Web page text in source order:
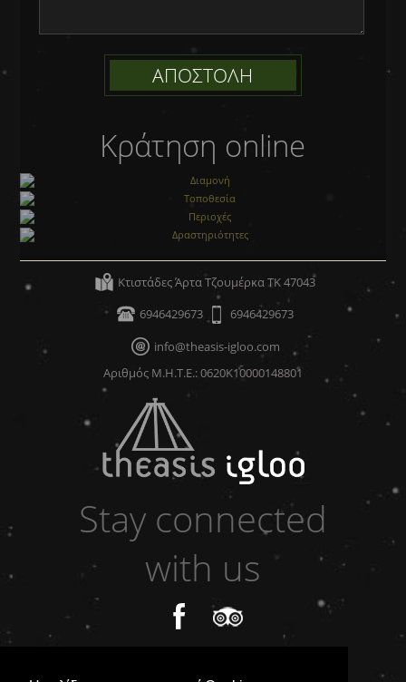
Κράτηση online
Διαμονή
Τοποθεσία
Περιοχές
Δραστηριότητες
Κτιστάδες Άρτα Τζουμέρκα ΤΚ 47043
6946429673
6946429673
info@theasis-igloo.com
Αριθμός Μ.Η.Τ.Ε.: 0620Κ10000148801
Stay connected
with us